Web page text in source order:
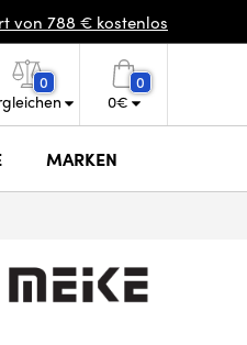
von 788 € kostenlos
0 0
0€
MARKEN